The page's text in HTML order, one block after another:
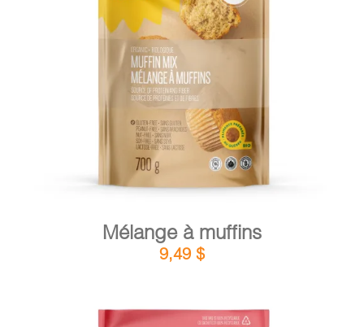
AJOUTER AU PANIER
Mélange à muffins
9,49 $